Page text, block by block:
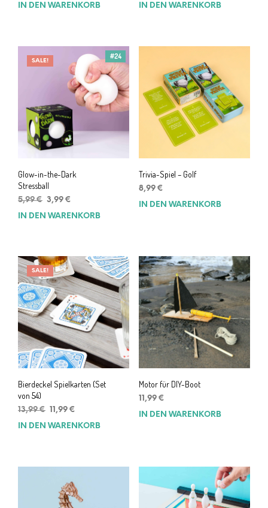
IN DEN WARENKORB IN DEN WARENKORB
SALE!
#24
Glow-in-the-Dark
Stressball
5,99€ Ursprünglicher
3,99 €
IN DEN WARENKORB
Trivia-Spiel – Golf
8,99 €
IN DEN WARENKORB
SALE!
Bierdeckel Spielkarten (Set
von 54)
13,99€ Ursprünglicher
Preis
11,99 €
Preis
IN DEN WARENKORB
Motor für DIY-Boot
11,99 €
IN DEN WARENKORB